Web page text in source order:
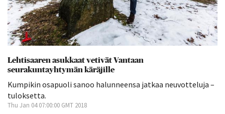
Lehtisaaren asukkaat vetivät Vantaan
seurakuntayhtymän käräjille
Kumpikin osapuoli sanoo halunneensa jatkaa neuvotteluja –
tuloksetta.
Thu Jan 04 07:00:00 GMT 2018